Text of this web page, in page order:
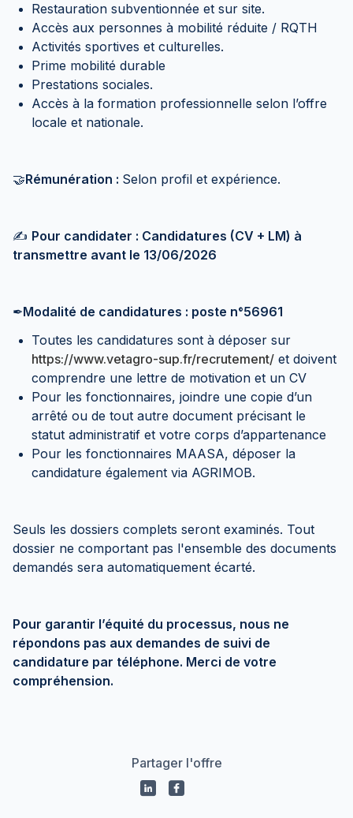
Restauration subventionnée et sur site.
Accès aux personnes à mobilité réduite / RQTH
Activités sportives et culturelles.
Prime mobilité durable
Prestations sociales.
Accès à la formation professionnelle selon l’offre
locale et nationale.
🤝Rémunération : Selon profil et expérience.
✍️ Pour candidater : Candidatures (CV + LM) à
transmettre avant le 13/06/2026
✒Modalité de candidatures : poste n°56961
Toutes les candidatures sont à déposer sur
https://www.vetagro-sup.fr/recrutement/ et doivent
comprendre une lettre de motivation et un CV
Pour les fonctionnaires, joindre une copie d’un
arrêté ou de tout autre document précisant le
statut administratif et votre corps d’appartenance
Pour les fonctionnaires MAASA, déposer la
candidature également via AGRIMOB.
Seuls les dossiers complets seront examinés. Tout
dossier ne comportant pas l'ensemble des documents
demandés sera automatiquement écarté.
Pour garantir l’équité du processus, nous ne
répondons pas aux demandes de suivi de
candidature par téléphone. Merci de votre
compréhension.
Partager l'offre